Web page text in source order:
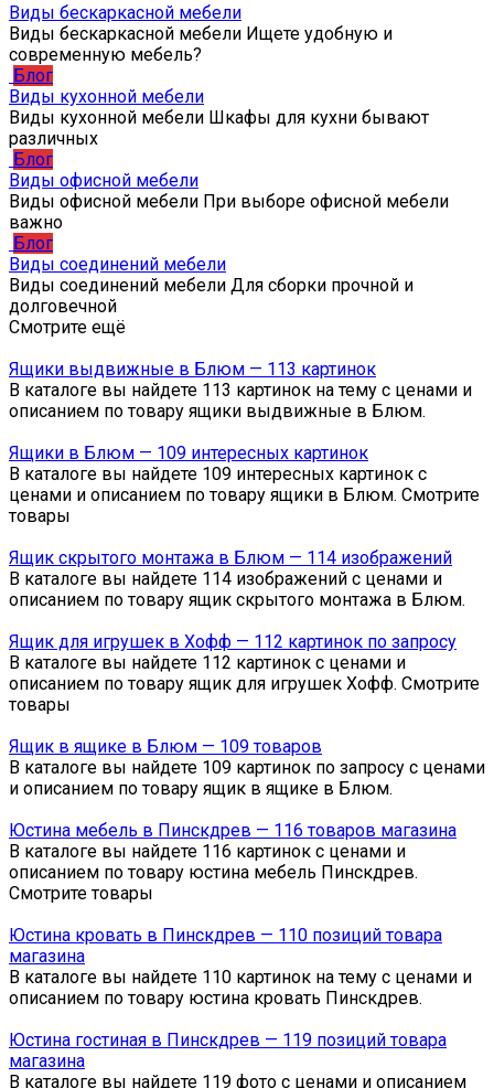
Виды бескаркасной мебели
Виды бескаркасной мебели Ищете удобную и
современную мебель?
Блог
Виды кухонной мебели
Виды кухонной мебели Шкафы для кухни бывают
различных
Блог
Виды офисной мебели
Виды офисной мебели При выборе офисной мебели
важно
Блог
Виды соединений мебели
Виды соединений мебели Для сборки прочной и
долговечной
Смотрите ещё
Ящики выдвижные в Блюм — 113 картинок
В каталоге вы найдете 113 картинок на тему с ценами и
описанием по товару ящики выдвижные в Блюм.
Ящики в Блюм — 109 интересных картинок
В каталоге вы найдете 109 интересных картинок с
ценами и описанием по товару ящики в Блюм. Смотрите
товары
Ящик скрытого монтажа в Блюм — 114 изображений
В каталоге вы найдете 114 изображений с ценами и
описанием по товару ящик скрытого монтажа в Блюм.
Ящик для игрушек в Хофф — 112 картинок по запросу
В каталоге вы найдете 112 картинок с ценами и
описанием по товару ящик для игрушек Хофф. Смотрите
товары
Ящик в ящике в Блюм — 109 товаров
В каталоге вы найдете 109 картинок по запросу с ценами
и описанием по товару ящик в ящике в Блюм.
Юстина мебель в Пинскдрев — 116 товаров магазина
В каталоге вы найдете 116 картинок с ценами и
описанием по товару юстина мебель Пинскдрев.
Смотрите товары
Юстина кровать в Пинскдрев — 110 позиций товара
магазина
В каталоге вы найдете 110 картинок на тему с ценами и
описанием по товару юстина кровать Пинскдрев.
Юстина гостиная в Пинскдрев — 119 позиций товара
магазина
В каталоге вы найдете 119 фото с ценами и описанием